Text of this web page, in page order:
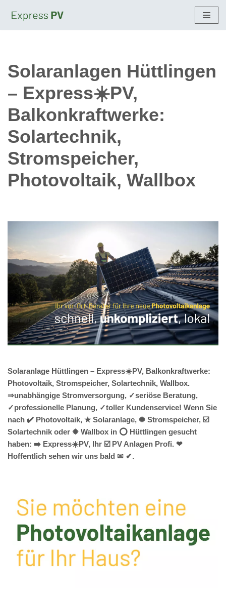
Solaranlagen Hüttlingen
– Express☀️PV,
Balkonkraftwerke:
Solartechnik,
Stromspeicher,
Photovoltaik, Wallbox
Solaranlage Hüttlingen – Express☀️PV, Balkonkraftwerke:
Photovoltaik, Stromspeicher, Solartechnik, Wallbox.
⇒unabhängige Stromversorgung, ✓seriöse Beratung,
✓professionelle Planung, ✓toller Kundenservice! Wenn Sie
nach ✔️ Photovoltaik, ★ Solaranlage, ✺ Stromspeicher, ☑️
Solartechnik oder ✹ Wallbox in ⭕ Hüttlingen gesucht
haben: ➡️ Express☀️PV️, Ihr ☑️ PV Anlagen Profi. ❤
Hoffentlich sehen wir uns bald ✉ ✔.